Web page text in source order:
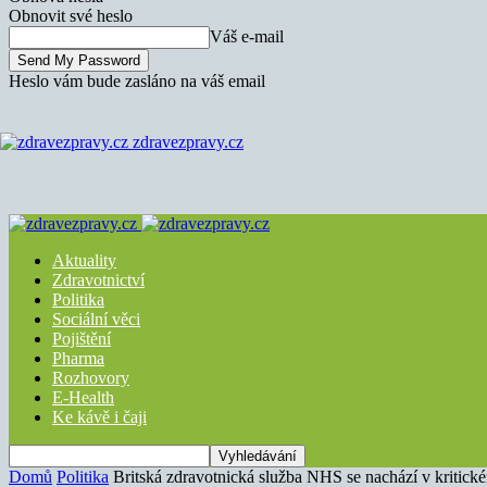
Obnovit své heslo
Váš e-mail
Heslo vám bude zasláno na váš email
zdravezpravy.cz
Aktuality
Zdravotnictví
Politika
Sociální věci
Pojištění
Pharma
Rozhovory
E-Health
Ke kávě i čaji
Domů Politika Britská zdravotnická služba NHS se nachází v